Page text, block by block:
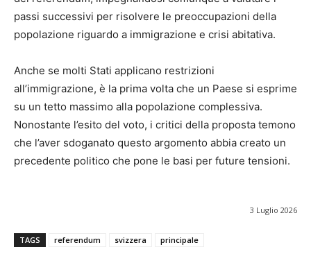
passi successivi per risolvere le preoccupazioni della
popolazione riguardo a immigrazione e crisi abitativa.
Anche se molti Stati applicano restrizioni
all’immigrazione, è la prima volta che un Paese si esprime
su un tetto massimo alla popolazione complessiva.
Nonostante l’esito del voto, i critici della proposta temono
che l’aver sdoganato questo argomento abbia creato un
precedente politico che pone le basi per future tensioni.
3 Luglio 2026
TAGS referendum svizzera principale